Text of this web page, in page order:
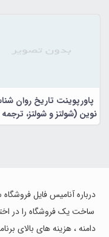
پاورپوینت تاریخ روان
نوین (شولتز و شولتز، ترجمه
علی اکبر سیف و
درباره آنامیس فایل
ساخت یک فروشگاه را در
دامنه ، هزینه های بالای